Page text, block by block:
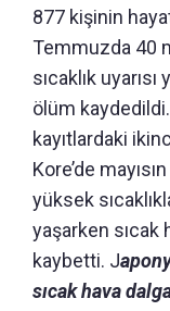
877 kişinin
Temmuzda 40
sıcaklık uyarısı
ölüm kaydedildi.
kayıtlardaki
Kore’de
yüksek
yaşarken sıcak
kaybetti. J
sıcak hava